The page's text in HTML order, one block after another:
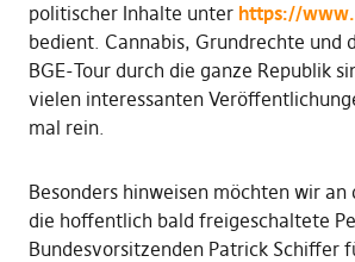
politischer Inhalte unter https://
bedient. Cannabis, Grundrechte und
BGE-Tour durch die ganze Republik
vielen interessanten
mal rein.
Besonders hinweisen möchten wir an
die hoffentlich bald freigeschaltete
Bundesvorsitzenden Patrick Schiffer